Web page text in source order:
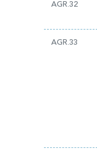
AGR.32
AGR.33